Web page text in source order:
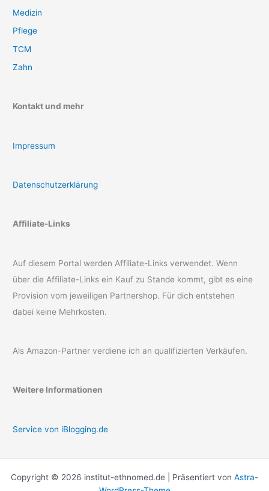
Medizin
Pflege
TCM
Zahn
Kontakt und mehr
Impressum
Datenschutzerklärung
Affiliate-Links
Auf diesem Portal werden Affiliate-Links verwendet. Wenn
über die Affiliate-Links ein Kauf zu Stande kommt, gibt es eine
Provision vom jeweiligen Partnershop. Für dich entstehen
dabei keine Mehrkosten.
Als Amazon-Partner verdiene ich an qualifizierten Verkäufen.
Weitere Informationen
Service von iBlogging.de
Copyright © 2026 institut-ethnomed.de | Präsentiert von Astra-